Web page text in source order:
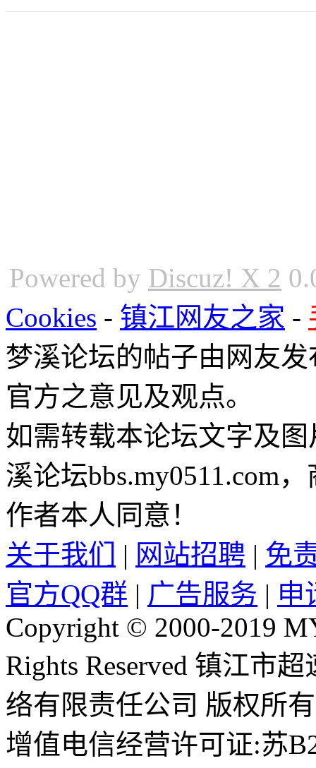
Powered by Discuz! X 2
Cookies - 镇江网友之家 -
梦溪论坛的帖子由网友
官方之意见及观点。
如需转载本论坛文字及
溪论坛bbs.my0511.com
作者本人同意！
关于我们
| 网站招聘 | 免
官方QQ群 | 广告服务 | 申
Copyright © 2000-2019
Rights Reserved 镇江市
络有限责任公司 版权所有
增值电信经营许可证:苏